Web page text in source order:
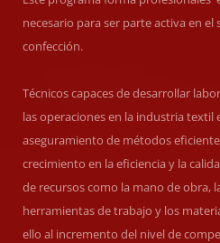
necesario para ser parte activa en
confección.
Técnicos capaces de desarrollar
las operaciones en la industria textil
aseguramiento de métodos
crecimiento en la eficiencia y la
de recursos como la mano de obra,
herramientas de trabajo y los
ello al incremento del nivel de